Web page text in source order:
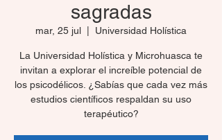
sagradas
mar, 25 jul Universidad Holística
La Universidad Holística y Microhuasca te
invitan a explorar el increíble potencial de
los psicodélicos. ¿Sabías que cada vez más
estudios científicos respaldan su uso
terapéutico?